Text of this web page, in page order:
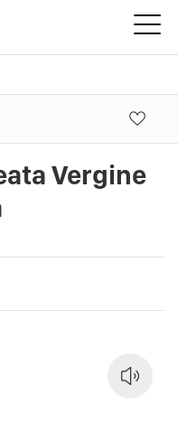
Vergine